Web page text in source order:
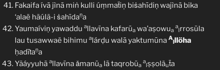
Fakaifa ívā jìnā miṅ kulli úṃmaẗiņ biṡahīdiṇ wajìnā bika
‘alaë hãúlã-i ṡahīdaṇa
Yaumaíviṇ yawaddu allavīna kafarūa wa’aṣowua
a
lrrosūla
lau tusawwaë bihimu alárḍu walā yaktumūna A
lllöha
ḥadīṫaṇa
Yãáyyuhā allavīna ǎmanūa lā taqrobūa
a
lṣṣoläuẗa